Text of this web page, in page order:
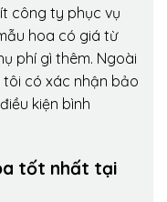
công ty phục vụ
hoa có giá từ
phí gì thêm. Ngoài
có xác nhận bảo
kiện bình
tốt nhất tại